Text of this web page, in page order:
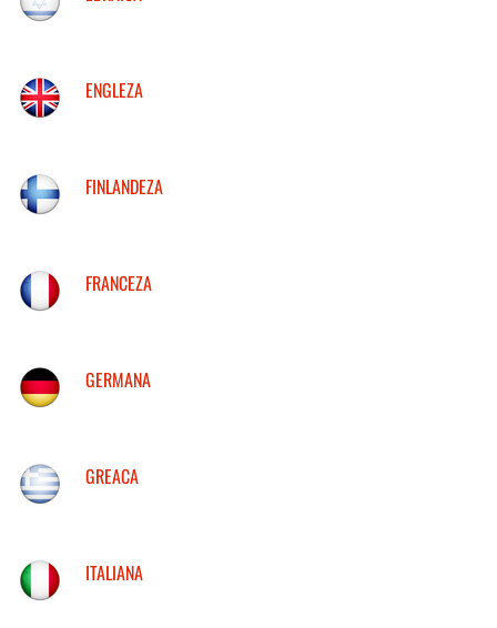
ENGLEZA
FINLANDEZA
FRANCEZA
GERMANA
GREACA
ITALIANA